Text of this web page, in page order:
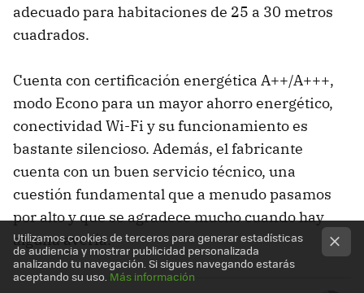
adecuado para habitaciones de 25 a 30 metros
cuadrados.
Cuenta con certificación energética A++/A+++,
modo Econo para un mayor ahorro energético,
conectividad Wi-Fi y su funcionamiento es
bastante silencioso. Además, el fabricante
cuenta con un buen servicio técnico, una
cuestión fundamental que a menudo pasamos
por alto y que se agradece mucho cuando hay
alguna avería.
Utilizamos cookies de terceros para generar estadísticas
de audiencia y mostrar publicidad personalizada
analizando tu navegación. Si sigues navegando estarás
aceptando su uso. Más información